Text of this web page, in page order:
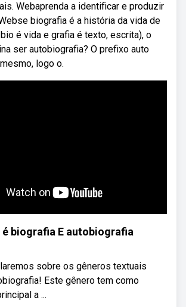
Webaprenda a identificar e produzir
biografia é a história da vida de
é vida e grafia é texto, escrita), o
ser autobiografia? O prefixo auto
logo o.
é biografia E autobiografia
sobre os gêneros textuais
Este gênero tem como
a ...